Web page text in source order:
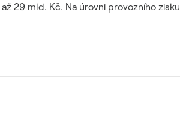
29 mld. Kč. Na úrovni provozního zisku